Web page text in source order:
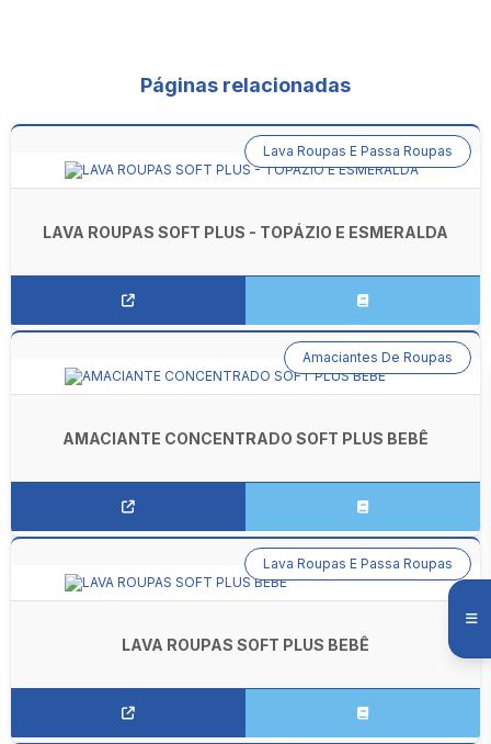
Páginas relacionadas
LAVA ROUPAS SOFT PLUS - TOPÁZIO E ESMERALDA
Lava Roupas E Passa Roupas
AMACIANTE CONCENTRADO SOFT PLUS BEBÊ
Amaciantes De Roupas
LAVA ROUPAS SOFT PLUS BEBÊ
Lava Roupas E Passa Roupas